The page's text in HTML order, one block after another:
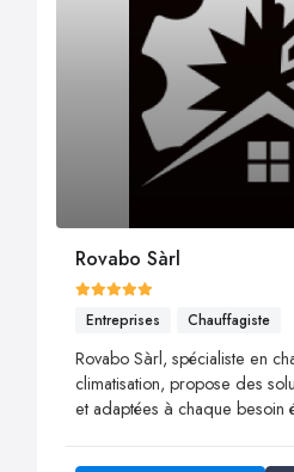
Rovabo Sàrl
Entreprises Chauffagiste
Rovabo Sàrl, spécialiste en
climatisation, propose des
et adaptées à chaque besoin